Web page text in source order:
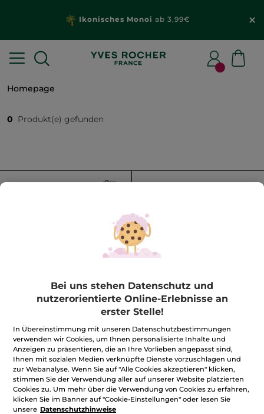
Ikonisches Monoi ab 3,99€
Homepage
0 Produkt(e) gefunden
FILTER SORTIEREN NACH
100%unserer Aktivstoffe
sindpflanzlich
Wir bewirtschaften
unsere Felder
biologisch
Mehr entdecken
Bei uns stehen Datenschutz und
nutzerorientierte Online-Erlebnisse an
erster Stelle!
In Übereinstimmung mit unseren Datenschutzbestimmungen
verwenden wir Cookies, um Ihnen personalisierte Inhalte und
Anzeigen zu präsentieren, die an Ihre Vorlieben angepasst sind,
Ihnen mit sozialen Medien verknüpfte Dienste vorzuschlagen und
zur Webanalyse. Wenn Sie auf "Alle Cookies akzeptieren" klicken,
stimmen Sie der Verwendung aller auf unserer Website platzierten
Cookies zu. Um mehr über die Verwendung von Cookies zu erfahren,
klicken Sie im Banner auf "Cookie-Einstellungen" oder lesen Sie
unsere Datenschutzhinweise